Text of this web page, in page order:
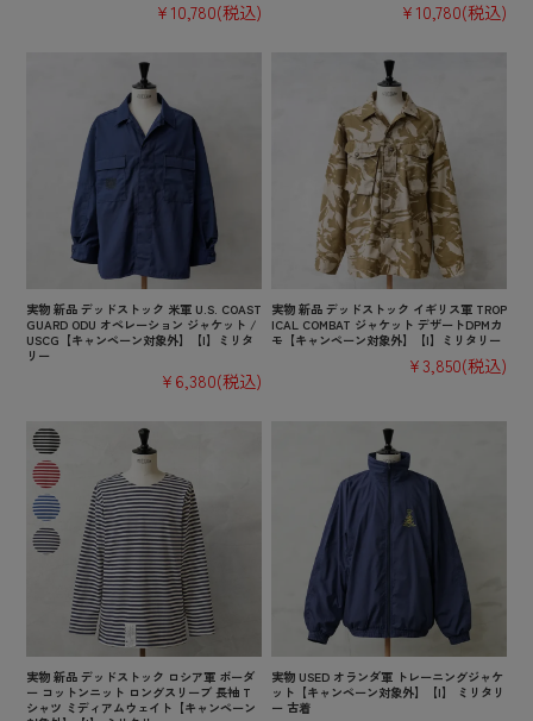
¥10,780(税込) ¥10,780(税込)
実物 新品 デッドストック 米軍 U.S. COAST
GUARD ODU オペレーション ジャケット /
USCG【キャンペーン対象外】【I】ミリタ
リー
¥6,380(税込)
実物 新品 デッドストック イギリス軍 TROP
ICAL COMBAT ジャケット デザートDPMカ
モ【キャンペーン対象外】【I】ミリタリー
¥3,850(税込)
実物 新品 デッドストック ロシア軍 ボーダ
ー コットンニット ロングスリーブ 長袖 T
シャツ ミディアムウェイト【キャンペーン
実物 USED オランダ軍 トレーニングジャケ
ット【キャンペーン対象外】【I】 ミリタリ
ー 古着